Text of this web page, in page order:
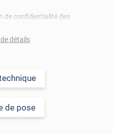
comme repositionnable,
et la notice très
étapes. Je le conseille
de confidentialité des
du particulier qui
dans sa salle de bain,
repositionnable sur fond
mesurent entre 0,7 et 1 cm de
détails
de pose